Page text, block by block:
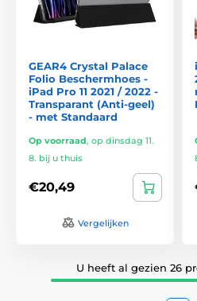
GEAR4 Crystal Palace
Folio Beschermhoes -
iPad Pro 11 2021 / 2022 -
Transparant (Anti-geel)
- met Standaard
Op voorraad, op dinsdag 11.
8. bij u thuis
€20,49
Vergelijken
U heeft al gezien 26